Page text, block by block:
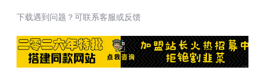
下载遇到问题？可联系客服或反馈